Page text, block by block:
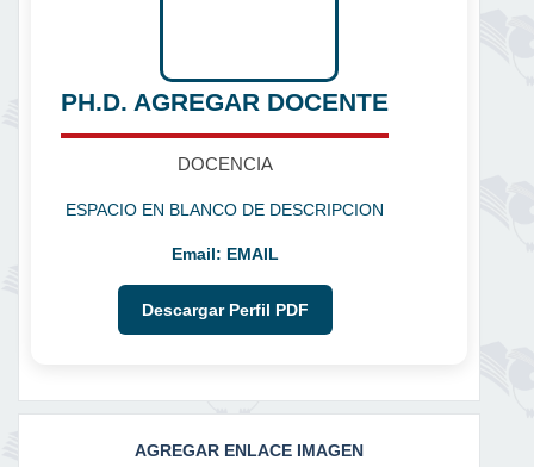
PH.D. AGREGAR DOCENTE
DOCENCIA
ESPACIO EN BLANCO DE DESCRIPCION
Email: EMAIL
Descargar Perfil PDF
AGREGAR ENLACE IMAGEN